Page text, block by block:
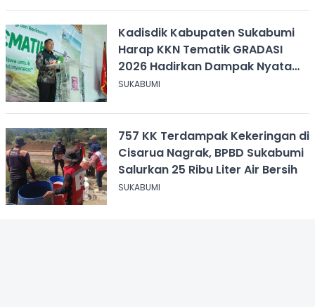
Kadisdik Kabupaten Sukabumi
Harap KKN Tematik GRADASI
2026 Hadirkan Dampak Nyata
bagi Masyarakat
SUKABUMI
757 KK Terdampak Kekeringan di
Cisarua Nagrak, BPBD Sukabumi
Salurkan 25 Ribu Liter Air Bersih
SUKABUMI